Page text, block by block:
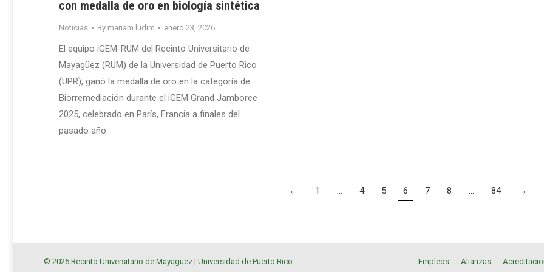
con medalla de oro en biología sintética
Noticias By mariam.ludim enero 23, 2026
El equipo iGEM-RUM del Recinto Universitario de
Mayagüez (RUM) de la Universidad de Puerto Rico
(UPR), ganó la medalla de oro en la categoría de
Biorremediación durante el iGEM Grand Jamboree
2025, celebrado en París, Francia a finales del
pasado año.
← 1 … 4 5 6 7 8 … 84 →
© 2026 Recinto Universitario de Mayagüez | Universidad de Puerto Rico. Empleos Alianzas